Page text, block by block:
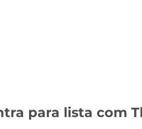
para lista com